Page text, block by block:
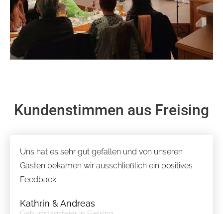
Kundenstimmen aus Freising
Uns hat es sehr gut gefallen und von unseren
Gästen bekamen wir ausschließlich ein positives
Feedback.
Kathrin & Andreas